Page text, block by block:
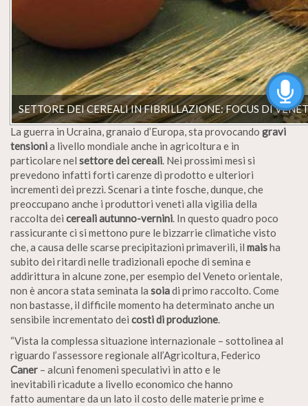
SETTORE DEI CEREALI IN FIBRILLAZIONE: FOCUS DI
La guerra in Ucraina, granaio d’Europa, sta provocando gravi
tensionia livello mondiale anche in agricoltura e in
particolare nel settore dei cereali. Nei prossimi mesi si
prevedono infatti forti carenze di prodotto e ulteriori
incrementi dei prezzi. Scenari a tinte fosche, dunque, che
preoccupano anche i produttori veneti alla vigilia della
raccolta dei cereali autunno-vernini. In questo quadro poco
rassicurante ci si mettono pure le bizzarrie climatiche visto
che, a causa delle scarse precipitazioni primaverili, il maisha
subito dei ritardi nelle tradizionali epoche di semina e
addirittura in alcune zone, per esempio del Veneto orientale,
non è ancora stata seminata la soiadi primo raccolto. Come
non bastasse, il difficile momento ha determinato anche un
sensibile incrementato dei costi di produzione.
“Vista la complessa situazione internazionale – sottolinea al
riguardo l’assessore regionale all’Agricoltura, Federico
Caner – alcuni fenomeni speculativi in atto e le
inevitabili ricadute a livello economico che hanno
fatto aumentare da un lato il costo delle materie prime e